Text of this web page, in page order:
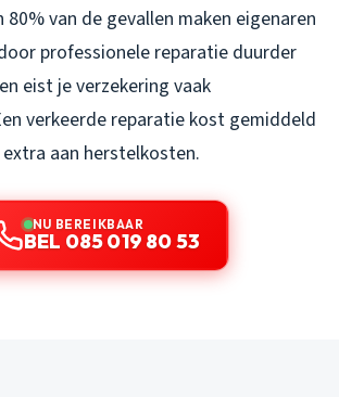
80% van de gevallen maken eigenaren
professionele reparatie duurder
eist je verzekering vaak
verkeerde reparatie kost gemiddeld
aan herstelkosten.
NU BEREIKBAAR
BEL 085 019 80 53